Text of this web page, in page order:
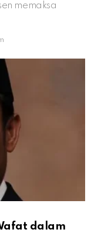
memaksa
dalam